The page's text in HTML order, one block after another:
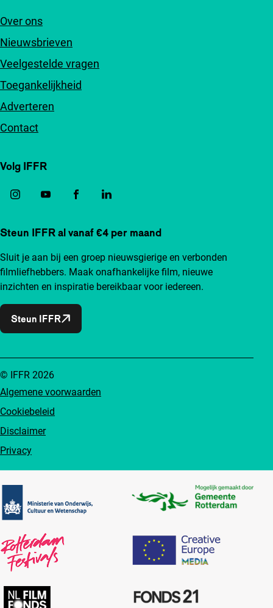
Over ons
Nieuwsbrieven
Veelgestelde vragen
Toegankelijkheid
Adverteren
Contact
Volg IFFR
Steun IFFR al vanaf €4 per maand
Sluit je aan bij een groep nieuwsgierige en verbonden
filmliefhebbers. Maak onafhankelijke film, nieuwe
inzichten en inspiratie bereikbaar voor iedereen.
Steun IFFR
Algemene voorwaarden
Cookiebeleid
Disclaimer
Privacy
© IFFR 2026